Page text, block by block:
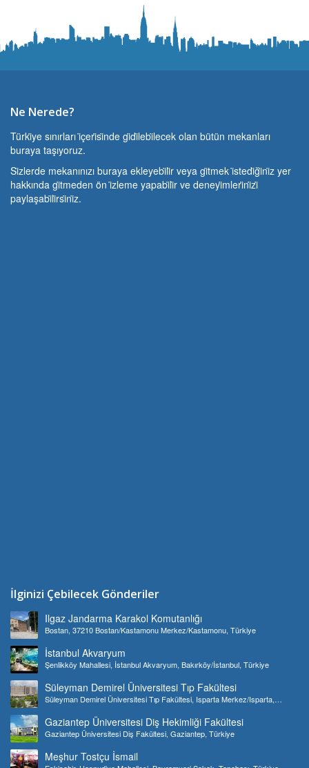
Ne Nerede?
Türki̇ye sınırları i̇çeri̇si̇nde gi̇di̇lebi̇lecek olan bütün mekanları
buraya taşıyoruz.
Si̇zlerde mekanınızı buraya ekleyebi̇li̇r veya gi̇tmek i̇stedi̇ği̇ni̇z yer
hakkında gi̇tmeden ön i̇zleme yapabi̇li̇r ve deneyi̇mleri̇ni̇zi̇
paylaşabi̇li̇rsi̇ni̇z.
İlginizi Çebilecek Gönderiler
Ilgaz Jandarma Karakol Komutanlığı
Bostan, 37210 Bostan/Kastamonu Merkez/Kastamonu, Türkiye
İstanbul Akvaryum
Şenlikköy Mahallesi, İstanbul Akvaryum, Bakırköy/İstanbul, Türkiye
Süleyman Demirel Üniversitesi Tıp Fakültesi
Süleyman Demirel Üniversitesi Tıp Fakültesi, Isparta Merkez/Isparta,
Gaziantep Üniversitesi Diş Hekimliği Fakültesi
Gaziantep Üniversitesi Diş Fakültesi, Gaziantep, Türkiye
Meşhur Tostçu İsmail